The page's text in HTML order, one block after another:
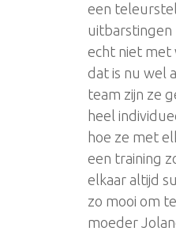
een
uitbarstingen
echt niet met
dat is nu wel
team zijn ze
heel
hoe ze met
een training
elkaar altijd
zo mooi om
moeder